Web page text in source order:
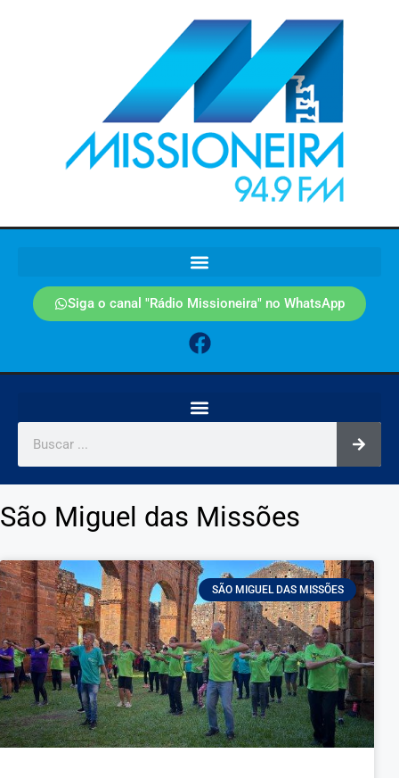
Siga o canal "Rádio Missioneira" no WhatsApp
São Miguel das Missões
SÃO MIGUEL DAS MISSÕES